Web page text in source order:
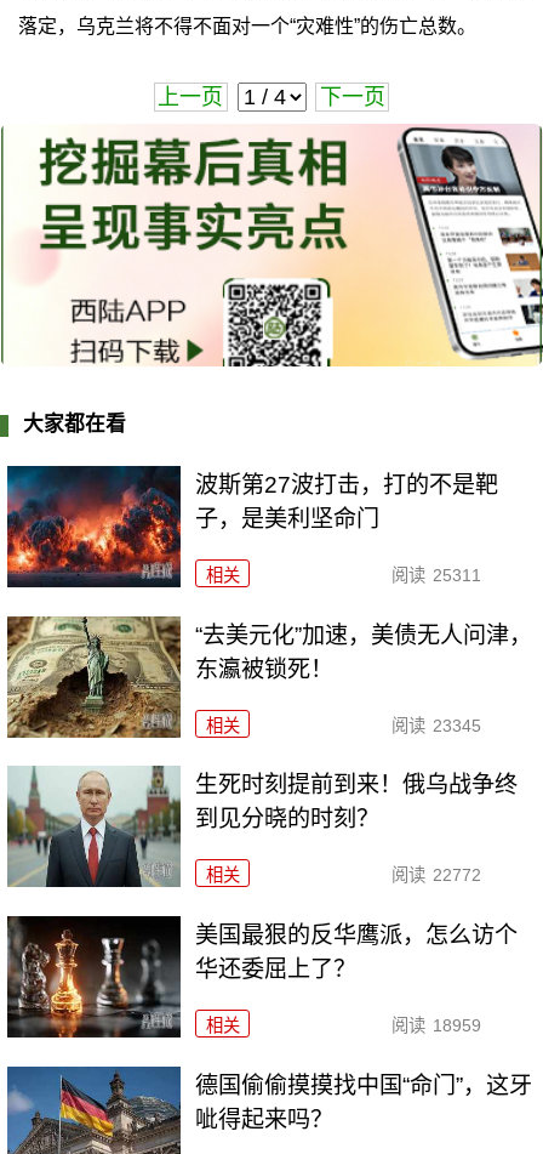
落定，乌克兰将不得不面对一个“灾难性”的伤亡总数。
上一页 下一页
大家都在看
波斯第27波打击，打的不是靶
子，是美利坚命门
相关 阅读 25311
“去美元化”加速，美债无人问津，
东瀛被锁死！
相关 阅读 23345
生死时刻提前到来！俄乌战争终
到见分晓的时刻？
相关 阅读 22772
美国最狠的反华鹰派，怎么访个
华还委屈上了？
相关 阅读 18959
德国偷偷摸摸找中国“命门”，这牙
呲得起来吗？